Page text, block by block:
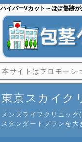
ハイパーVカット～ほぼ傷跡
本サイトはプロモーシ
東京スカイク
メンズライフクリニッ
スタンダートプランを大